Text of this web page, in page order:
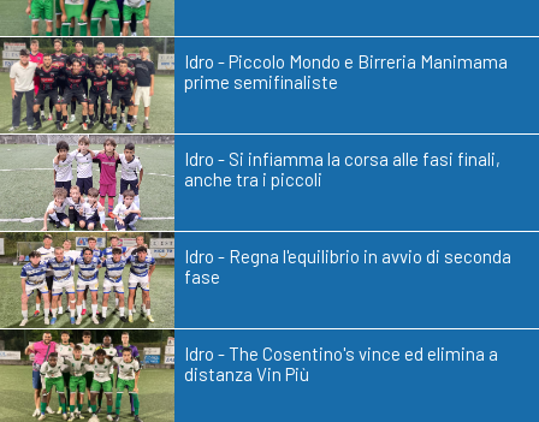
Idro - Piccolo Mondo e Birreria Manimama
prime semifinaliste
Idro - Si infiamma la corsa alle fasi finali,
anche tra i piccoli
Idro - Regna l'equilibrio in avvio di seconda
fase
Idro - The Cosentino's vince ed elimina a
distanza Vin Più